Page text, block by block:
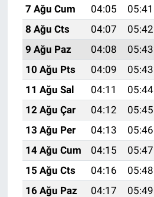
7 Ağu Cum
04:05 05:41
8 Ağu Cts
04:07 05:42
9 Ağu Paz
04:08 05:43
10 Ağu Pts
04:09 05:43
11 Ağu Sal
04:11 05:44
12 Ağu Çar
04:12 05:45
13 Ağu Per
04:13 05:46
14 Ağu Cum
04:15 05:47
15 Ağu Cts
04:16 05:48
16 Ağu Paz
04:17 05:49